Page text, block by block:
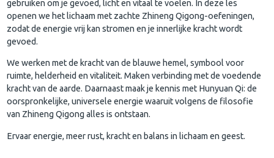
gebruiken om je gevoed, licht en vitaal te voelen. In deze les
openen we het lichaam met zachte Zhineng Qigong-oefeningen,
zodat de energie vrij kan stromen en je innerlijke kracht wordt
gevoed.
We werken met de kracht van de blauwe hemel, symbool voor
ruimte, helderheid en vitaliteit. Maken verbinding met de voedende
kracht van de aarde. Daarnaast maak je kennis met Hunyuan Qi: de
oorspronkelijke, universele energie waaruit volgens de filosofie
van Zhineng Qigong alles is ontstaan.
Ervaar energie, meer rust, kracht en balans in lichaam en geest.